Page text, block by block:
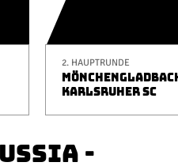
2. HAUPTRUNDE
KARLSRUHER SC
-